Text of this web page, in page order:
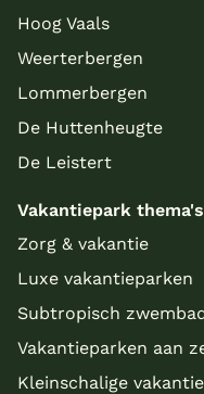
Hoog Vaals
Weerterbergen
Lommerbergen
De Huttenheugte
De Leistert
Vakantiepark thema's
Zorg & vakantie
Luxe vakantieparken
Subtropisch
Vakantieparken aan
Kleinschalige